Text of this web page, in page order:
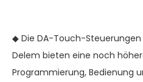
◆ Die DA-Touch-
Delem bieten eine noch
Programmierung, Bedienung